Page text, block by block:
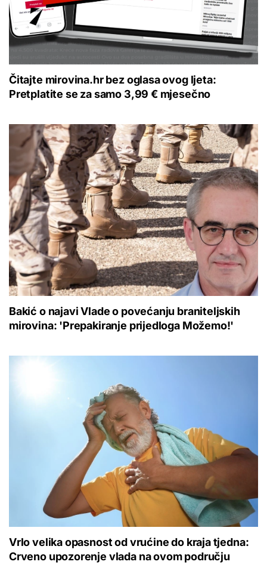
Čitajte mirovina.hr bez oglasa ovog ljeta:
Pretplatite se za samo 3,99 € mjesečno
Bakić o najavi Vlade o povećanju braniteljskih
mirovina: 'Prepakiranje prijedloga Možemo!'
Vrlo velika opasnost od vrućine do kraja tjedna:
Crveno upozorenje vlada na ovom području